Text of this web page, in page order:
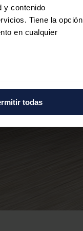
y contenido
Tiene la opción
en cualquier
de redes sociales
todas